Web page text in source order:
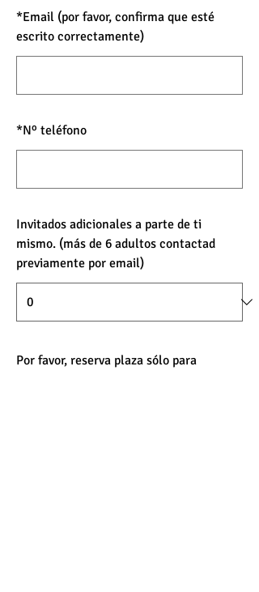
*Email (por favor, confirma que esté
escrito correctamente)
*Nº teléfono
Invitados adicionales a parte de ti
mismo. (más de 6 adultos contactad
previamente por email)
Por favor, reserva plaza sólo para